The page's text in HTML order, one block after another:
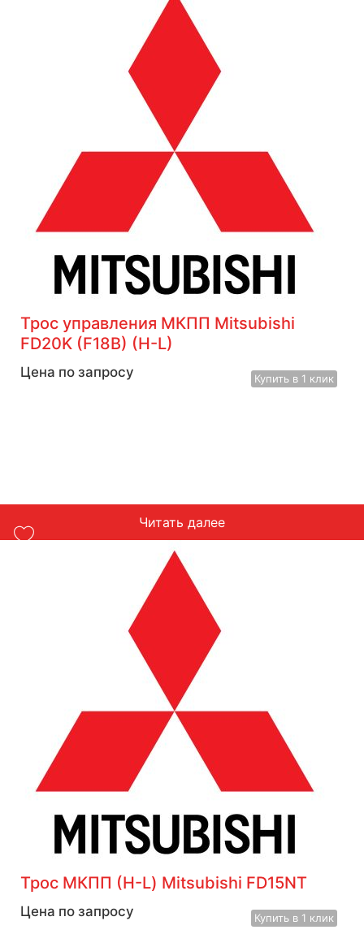
Трос управления МКПП Mitsubishi
FD20K (F18B) (H-L)
Цена по запросу Купить в 1 клик
Читать далее
Трос МКПП (H-L) Mitsubishi FD15NT
Цена по запросу Купить в 1 клик